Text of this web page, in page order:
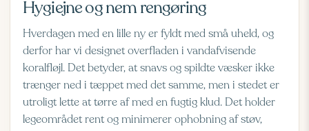
Hygiejne og nem rengøring
Hverdagen med en lille ny er fyldt med små uheld, og
derfor har vi designet overfladen i vandafvisende
koralfløjl. Det betyder, at snavs og spildte væsker ikke
trænger ned i tæppet med det samme, men i stedet er
utroligt lette at tørre af med en fugtig klud. Det holder
legeområdet rent og minimerer ophobning af støv,